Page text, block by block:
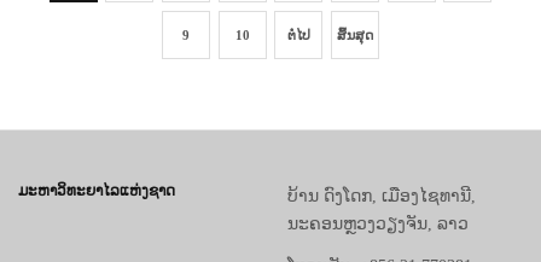
9 10 ຕໍ່ໄປ ສິ້ນສຸດ
ມະຫາວິທະຍາໄລແຫ່ງຊາດ
ບ້ານ ດົງໂດກ, ເມືອງໄຊທານີ,
ນະຄອນຫຼວງວຽງຈັນ, ລາວ